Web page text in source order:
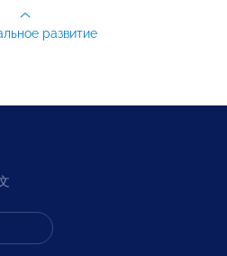
развитие